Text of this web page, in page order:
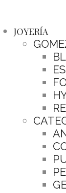
JOYERÍA